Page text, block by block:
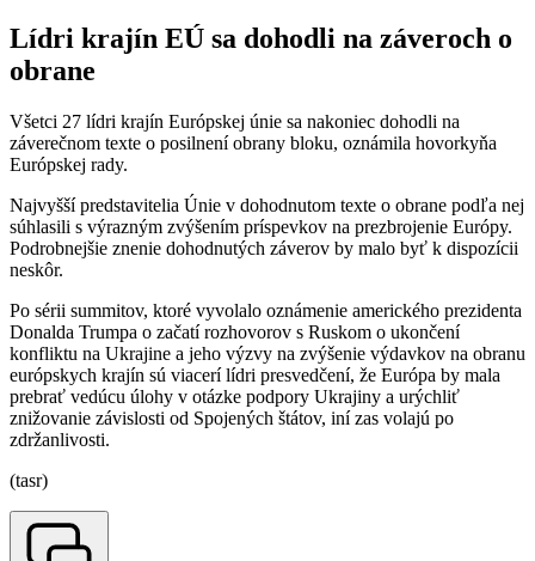
Lídri krajín EÚ sa dohodli na záveroch o
obrane
Všetci 27 lídri krajín Európskej únie sa nakoniec dohodli na
záverečnom texte o posilnení obrany bloku, oznámila hovorkyňa
Európskej rady.
Najvyšší predstavitelia Únie v dohodnutom texte o obrane podľa nej
súhlasili s výrazným zvýšením príspevkov na prezbrojenie Európy.
Podrobnejšie znenie dohodnutých záverov by malo byť k dispozícii
neskôr.
Po sérii summitov, ktoré vyvolalo oznámenie amerického prezidenta
Donalda Trumpa o začatí rozhovorov s Ruskom o ukončení
konfliktu na Ukrajine a jeho výzvy na zvýšenie výdavkov na obranu
európskych krajín sú viacerí lídri presvedčení, že Európa by mala
prebrať vedúcu úlohy v otázke podpory Ukrajiny a urýchliť
znižovanie závislosti od Spojených štátov, iní zas volajú po
zdržanlivosti.
(tasr)